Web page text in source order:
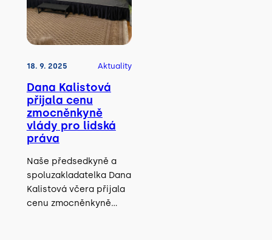
18. 9. 2025 Aktuality
Dana Kalistová
přijala cenu
zmocněnkyně
vlády pro lidská
práva
Naše předsedkyně a
spoluzakladatelka Dana
Kalistová včera přijala
cenu zmocněnkyně…